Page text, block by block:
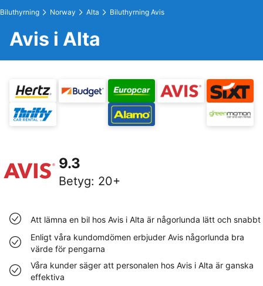
Biluthyrning Norway Alta Biluthyrning Avis
Avis i Alta
9.3
Betyg: 20+
Att lämna en bil hos Avis i Alta är någorlunda lätt och snabbt
Enligt våra kundomdömen erbjuder Avis någorlunda bra
värde för pengarna
Våra kunder säger att personalen hos Avis i Alta är ganska
effektiva